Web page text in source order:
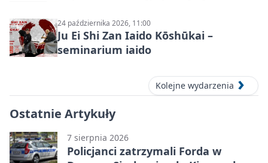
24 października 2026, 11:00
Ju Ei Shi Zan Iaido Kōshūkai –
seminarium iaido
Kolejne wydarzenia
Ostatnie Artykuły
7 sierpnia 2026
Policjanci zatrzymali Forda w